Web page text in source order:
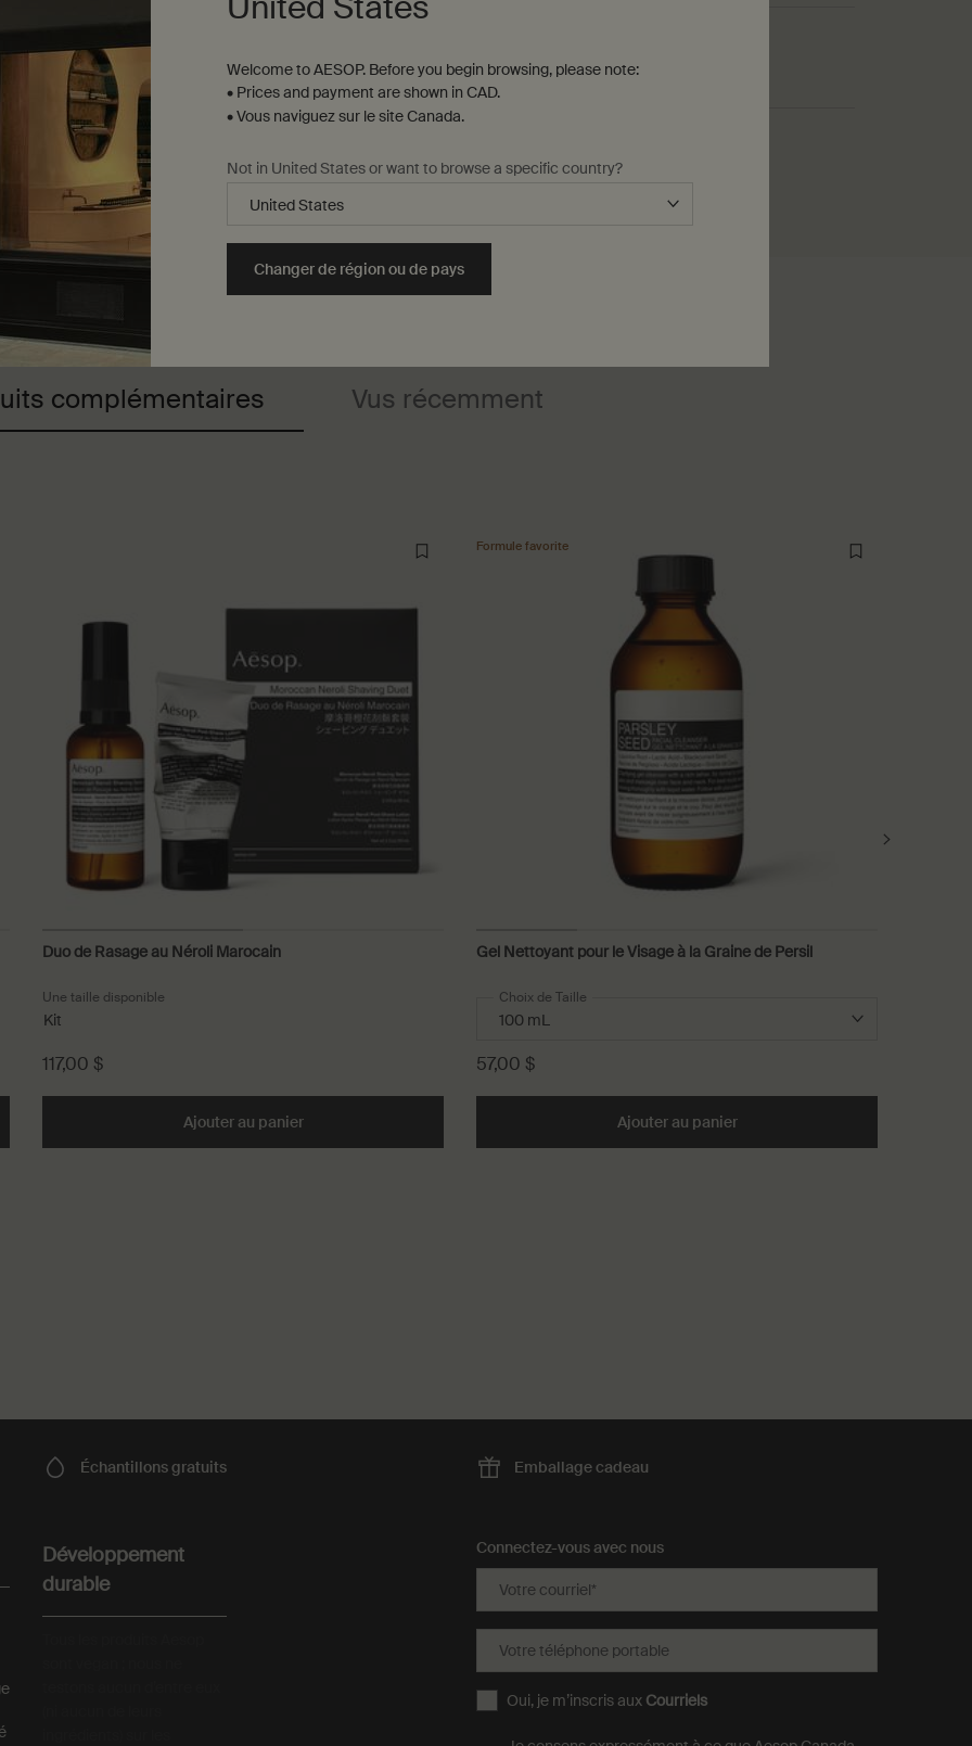
Gel peu moussant
Boisé, chaud, épicé
complémentaires Vus récemment
Rasage au Néroli Marocain to cart
Duo de Rasage au Néroli Marocain
Une taille disponible
Kit
117,00 $
Ajouter au panierAdd the Duo de Rasage au Néroli Marocain to cart
Formule favorite
Gel Nettoyant pour le Visage à la Graine de Persil
Choix de Taille
57,00 $
Ajouter au panierAdd the Gel Nettoyant pour le
Échantillonsgratuits Emballagecadeau
Développement
durable
Connectez-vous avec nous
Votre courriel*
Votre téléphone portable
Oui, je m’inscris aux Courriels
Welcome to AESOP. Before you begin browsing, please note:
• Prices and payment are shown in CAD.
• Vous naviguez sur le site Canada.
Not in United States or want to browse a specific country?
Changer de région ou de pays